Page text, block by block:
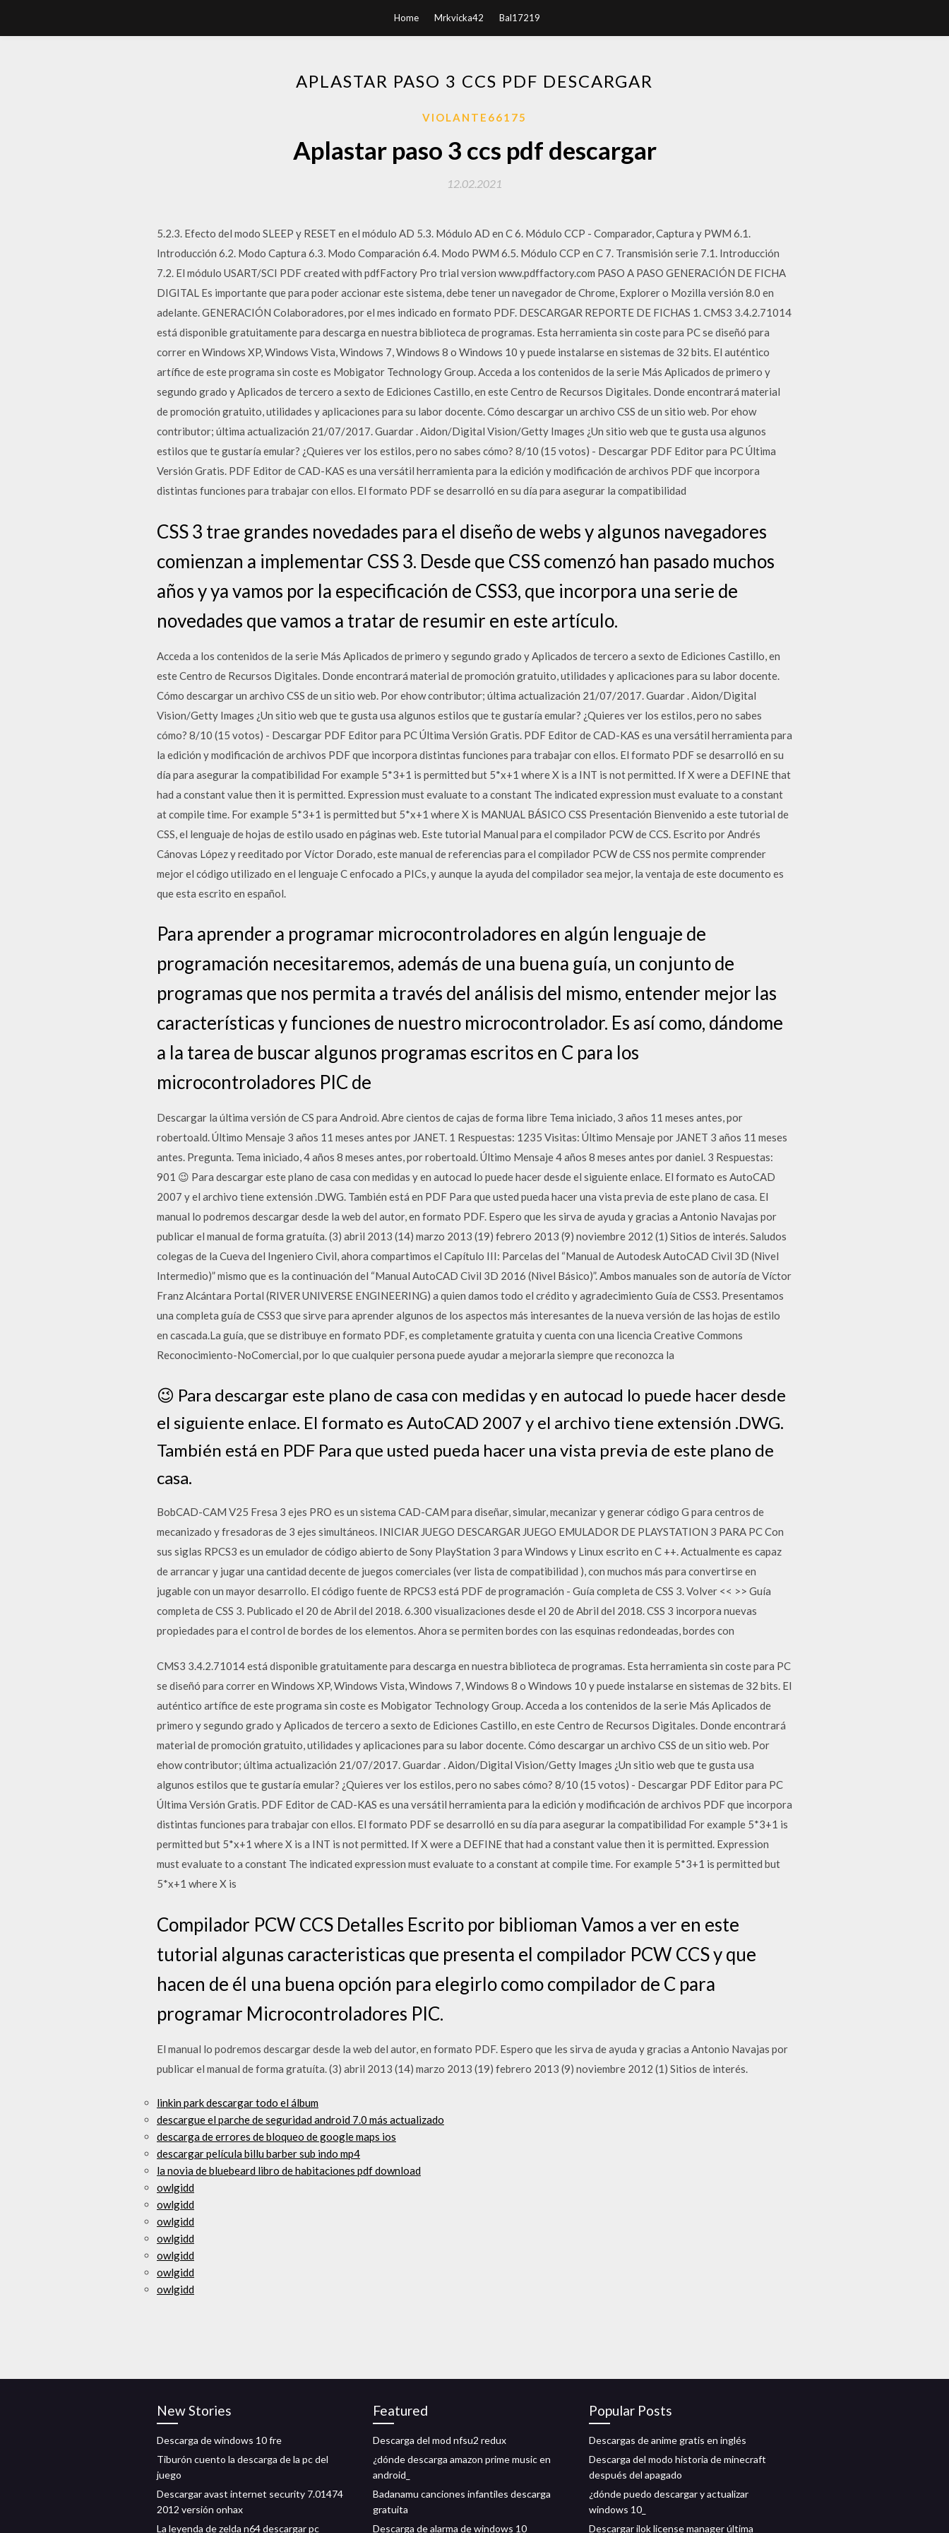
Home Mrkvicka42 Bal17219
APLASTAR PASO 3 CCS PDF DESCARGAR
VIOLANTE66175
Aplastar paso 3 ccs pdf descargar
12.02.2021
5.2.3. Efecto del modo SLEEP y RESET en el módulo AD 5.3. Módulo AD en C 6. Módulo CCP - Comparador, Captura y PWM 6.1.
Introducción 6.2. Modo Captura 6.3. Modo Comparación 6.4. Modo PWM 6.5. Módulo CCP en C 7. Transmisión serie 7.1. Introducción
7.2. El módulo USART/SCI PDF created with pdfFactory Pro trial version www.pdffactory.com PASO A PASO GENERACIÓN DE FICHA
DIGITAL Es importante que para poder accionar este sistema, debe tener un navegador de Chrome, Explorer o Mozilla versión 8.0 en
adelante. GENERACIÓN Colaboradores, por el mes indicado en formato PDF. DESCARGAR REPORTE DE FICHAS 1. CMS3 3.4.2.71014
está disponible gratuitamente para descarga en nuestra biblioteca de programas. Esta herramienta sin coste para PC se diseñó para
correr en Windows XP, Windows Vista, Windows 7, Windows 8 o Windows 10 y puede instalarse en sistemas de 32 bits. El auténtico
artífice de este programa sin coste es Mobigator Technology Group. Acceda a los contenidos de la serie Más Aplicados de primero y
segundo grado y Aplicados de tercero a sexto de Ediciones Castillo, en este Centro de Recursos Digitales. Donde encontrará material
de promoción gratuito, utilidades y aplicaciones para su labor docente. Cómo descargar un archivo CSS de un sitio web. Por ehow
contributor; última actualización 21/07/2017. Guardar . Aidon/Digital Vision/Getty Images ¿Un sitio web que te gusta usa algunos
estilos que te gustaría emular? ¿Quieres ver los estilos, pero no sabes cómo? 8/10 (15 votos) - Descargar PDF Editor para PC Última
Versión Gratis. PDF Editor de CAD-KAS es una versátil herramienta para la edición y modificación de archivos PDF que incorpora
distintas funciones para trabajar con ellos. El formato PDF se desarrolló en su día para asegurar la compatibilidad
CSS 3 trae grandes novedades para el diseño de webs y algunos navegadores
comienzan a implementar CSS 3. Desde que CSS comenzó han pasado muchos
años y ya vamos por la especificación de CSS3, que incorpora una serie de
novedades que vamos a tratar de resumir en este artículo.
Acceda a los contenidos de la serie Más Aplicados de primero y segundo grado y Aplicados de tercero a sexto de Ediciones Castillo, en
este Centro de Recursos Digitales. Donde encontrará material de promoción gratuito, utilidades y aplicaciones para su labor docente.
Cómo descargar un archivo CSS de un sitio web. Por ehow contributor; última actualización 21/07/2017. Guardar . Aidon/Digital
Vision/Getty Images ¿Un sitio web que te gusta usa algunos estilos que te gustaría emular? ¿Quieres ver los estilos, pero no sabes
cómo? 8/10 (15 votos) - Descargar PDF Editor para PC Última Versión Gratis. PDF Editor de CAD-KAS es una versátil herramienta para
la edición y modificación de archivos PDF que incorpora distintas funciones para trabajar con ellos. El formato PDF se desarrolló en su
día para asegurar la compatibilidad For example 5*3+1 is permitted but 5*x+1 where X is a INT is not permitted. If X were a DEFINE that
had a constant value then it is permitted. Expression must evaluate to a constant The indicated expression must evaluate to a constant
at compile time. For example 5*3+1 is permitted but 5*x+1 where X is MANUAL BÁSICO CSS Presentación Bienvenido a este tutorial de
CSS, el lenguaje de hojas de estilo usado en páginas web. Este tutorial Manual para el compilador PCW de CCS. Escrito por Andrés
Cánovas López y reeditado por Víctor Dorado, este manual de referencias para el compilador PCW de CSS nos permite comprender
mejor el código utilizado en el lenguaje C enfocado a PICs, y aunque la ayuda del compilador sea mejor, la ventaja de este documento es
que esta escrito en español.
Para aprender a programar microcontroladores en algún lenguaje de
programación necesitaremos, además de una buena guía, un conjunto de
programas que nos permita a través del análisis del mismo, entender mejor las
características y funciones de nuestro microcontrolador. Es así como, dándome
a la tarea de buscar algunos programas escritos en C para los
microcontroladores PIC de
Descargar la última versión de CS para Android. Abre cientos de cajas de forma libre Tema iniciado, 3 años 11 meses antes, por
robertoald. Último Mensaje 3 años 11 meses antes por JANET. 1 Respuestas: 1235 Visitas: Último Mensaje por JANET 3 años 11 meses
antes. Pregunta. Tema iniciado, 4 años 8 meses antes, por robertoald. Último Mensaje 4 años 8 meses antes por daniel. 3 Respuestas:
901 😉 Para descargar este plano de casa con medidas y en autocad lo puede hacer desde el siguiente enlace. El formato es AutoCAD
2007 y el archivo tiene extensión .DWG. También está en PDF Para que usted pueda hacer una vista previa de este plano de casa. El
manual lo podremos descargar desde la web del autor, en formato PDF. Espero que les sirva de ayuda y gracias a Antonio Navajas por
publicar el manual de forma gratuíta. (3) abril 2013 (14) marzo 2013 (19) febrero 2013 (9) noviembre 2012 (1) Sitios de interés. Saludos
colegas de la Cueva del Ingeniero Civil, ahora compartimos el Capítulo III: Parcelas del “Manual de Autodesk AutoCAD Civil 3D (Nivel
Intermedio)” mismo que es la continuación del “Manual AutoCAD Civil 3D 2016 (Nivel Básico)”. Ambos manuales son de autoría de Víctor
Franz Alcántara Portal (RIVER UNIVERSE ENGINEERING) a quien damos todo el crédito y agradecimiento Guía de CSS3. Presentamos
una completa guía de CSS3 que sirve para aprender algunos de los aspectos más interesantes de la nueva versión de las hojas de estilo
en cascada.La guía, que se distribuye en formato PDF, es completamente gratuita y cuenta con una licencia Creative Commons
Reconocimiento-NoComercial, por lo que cualquier persona puede ayudar a mejorarla siempre que reconozca la
😉 Para descargar este plano de casa con medidas y en autocad lo puede hacer desde
el siguiente enlace. El formato es AutoCAD 2007 y el archivo tiene extensión .DWG.
También está en PDF Para que usted pueda hacer una vista previa de este plano de
casa.
BobCAD-CAM V25 Fresa 3 ejes PRO es un sistema CAD-CAM para diseñar, simular, mecanizar y generar código G para centros de
mecanizado y fresadoras de 3 ejes simultáneos. INICIAR JUEGO DESCARGAR JUEGO EMULADOR DE PLAYSTATION 3 PARA PC Con
sus siglas RPCS3 es un emulador de código abierto de Sony PlayStation 3 para Windows y Linux escrito en C ++. Actualmente es capaz
de arrancar y jugar una cantidad decente de juegos comerciales (ver lista de compatibilidad ), con muchos más para convertirse en
jugable con un mayor desarrollo. El código fuente de RPCS3 está PDF de programación - Guía completa de CSS 3. Volver << >> Guía
completa de CSS 3. Publicado el 20 de Abril del 2018. 6.300 visualizaciones desde el 20 de Abril del 2018. CSS 3 incorpora nuevas
propiedades para el control de bordes de los elementos. Ahora se permiten bordes con las esquinas redondeadas, bordes con
CMS3 3.4.2.71014 está disponible gratuitamente para descarga en nuestra biblioteca de programas. Esta herramienta sin coste para PC
se diseñó para correr en Windows XP, Windows Vista, Windows 7, Windows 8 o Windows 10 y puede instalarse en sistemas de 32 bits. El
auténtico artífice de este programa sin coste es Mobigator Technology Group. Acceda a los contenidos de la serie Más Aplicados de
primero y segundo grado y Aplicados de tercero a sexto de Ediciones Castillo, en este Centro de Recursos Digitales. Donde encontrará
material de promoción gratuito, utilidades y aplicaciones para su labor docente. Cómo descargar un archivo CSS de un sitio web. Por
ehow contributor; última actualización 21/07/2017. Guardar . Aidon/Digital Vision/Getty Images ¿Un sitio web que te gusta usa
algunos estilos que te gustaría emular? ¿Quieres ver los estilos, pero no sabes cómo? 8/10 (15 votos) - Descargar PDF Editor para PC
Última Versión Gratis. PDF Editor de CAD-KAS es una versátil herramienta para la edición y modificación de archivos PDF que incorpora
distintas funciones para trabajar con ellos. El formato PDF se desarrolló en su día para asegurar la compatibilidad For example 5*3+1 is
permitted but 5*x+1 where X is a INT is not permitted. If X were a DEFINE that had a constant value then it is permitted. Expression
must evaluate to a constant The indicated expression must evaluate to a constant at compile time. For example 5*3+1 is permitted but
5*x+1 where X is
Compilador PCW CCS Detalles Escrito por biblioman Vamos a ver en este
tutorial algunas caracteristicas que presenta el compilador PCW CCS y que
hacen de él una buena opción para elegirlo como compilador de C para
programar Microcontroladores PIC.
El manual lo podremos descargar desde la web del autor, en formato PDF. Espero que les sirva de ayuda y gracias a Antonio Navajas por
publicar el manual de forma gratuíta. (3) abril 2013 (14) marzo 2013 (19) febrero 2013 (9) noviembre 2012 (1) Sitios de interés.
linkin park descargar todo el álbum
descargue el parche de seguridad android 7.0 más actualizado
descarga de errores de bloqueo de google maps ios
descargar película billu barber sub indo mp4
la novia de bluebeard libro de habitaciones pdf download
owlgidd
owlgidd
owlgidd
owlgidd
owlgidd
owlgidd
owlgidd
New Stories
Descarga de windows 10 fre
Tiburón cuento la descarga de la pc del
juego
Descargar avast internet security 7.01474
2012 versión onhax
La leyenda de zelda n64 descargar pc
Featured
Descarga del mod nfsu2 redux
¿dónde descarga amazon prime music en
android_
Badanamu canciones infantiles descarga
gratuita
Descarga de alarma de windows 10
Popular Posts
Descargas de anime gratis en inglés
Descarga del modo historia de minecraft
después del apagado
¿dónde puedo descargar y actualizar
windows 10_
Descargar ilok license manager última